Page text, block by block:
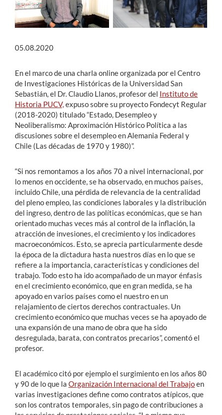
05.08.2020
En el marco de una charla online organizada por el Centro
de Investigaciones Históricas de la Universidad San
Sebastián, el Dr. Claudio Llanos, profesor del Instituto de
Historia PUCV,expuso sobre su proyecto Fondecyt Regular
(2018-2020) titulado “Estado, Desempleo y
Neoliberalismo: Aproximación Histórico Política a las
discusiones sobre el desempleo en Alemania Federal y
Chile (Las décadas de 1970 y 1980)”.
“Si nos remontamos a los años 70 a nivel internacional, por
lo menos en occidente, se ha observado, en muchos países,
incluido Chile, una pérdida de relevancia de la centralidad
del pleno empleo, las condiciones laborales y la distribución
del ingreso, dentro de las políticas económicas, que se han
orientado muchas veces más al control de la inflación, la
atracción de invesiones, el crecimiento y los indicadores
macroeconómicos. Esto, se aprecia particularmente desde
la época de la dictadura hasta nuestros días en lo que se
refiere a la importancia, características y condiciones del
trabajo. Todo esto ha ido acompañado de un mayor énfasis
en el crecimiento económico, que en gran medida, se ha
apoyado en varios países como el nuestro en un
relajamiento de ciertos derechos contractuales. Un
crecimiento económico que muchas veces se ha apoyado de
una expansión de una mano de obra que ha sido
desregulada, barata, con contratos precarios”, comentó el
profesor.
El académico citó por ejemplo el surgimiento en los años 80
y 90 de lo que la Organización Internacional del Trabajoen
varias investigaciones define como contratos atípicos, que
son los contratos temporales, sin pago de contribuciones a